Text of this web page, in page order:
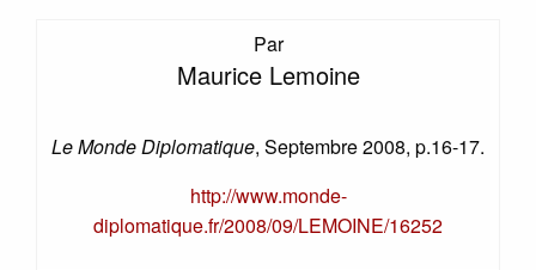
Par
Maurice Lemoine
Le Monde Diplomatique, Septembre 2008, p.16-17.
http://www.monde-
diplomatique.fr/2008/09/LEMOINE/16252